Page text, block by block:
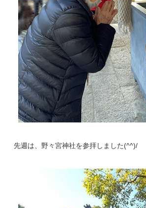
先週は、野々宮神社を参拝しました(^^)/